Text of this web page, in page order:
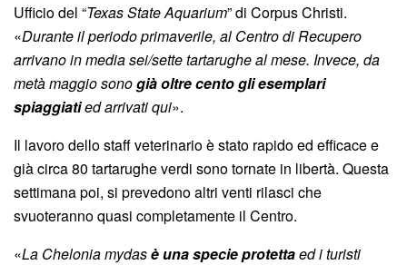
Ufficio del “Texas State Aquarium” di Corpus Christi.
«Durante il periodo primaverile, al Centro di Recupero
arrivano in media sei/sette tartarughe al mese. Invece, da
metà maggio sonogià oltre cento gli esemplari
spiaggiatied arrivati qui».
Il lavoro dello staff veterinario è stato rapido ed efficace e
già circa 80 tartarughe verdi sono tornate in libertà. Questa
settimana poi, si prevedono altri venti rilasci che
svuoteranno quasi completamente il Centro.
«La Chelonia mydasè una specie protettaed i turisti